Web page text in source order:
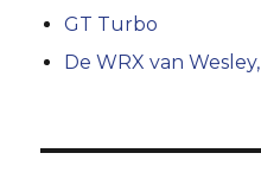
GT Turbo
De WRX van